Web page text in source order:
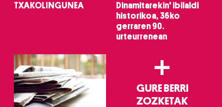
TXAKOLINGUNEA
Dinamitarekin' ibilaldi
historikoa, 36ko
gerraren 90.
urteurrenean
+
GURE BERRI
ZOZKETAK